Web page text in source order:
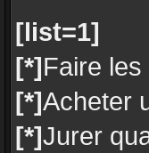
[list=1]
[*]Faire
[*]Acheter
[*]Jurer